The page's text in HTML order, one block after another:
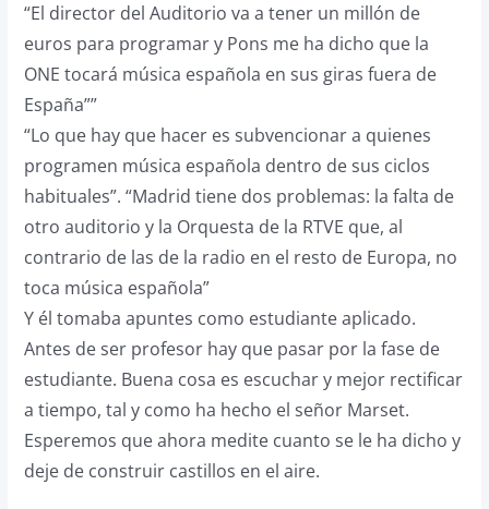
“El director del Auditorio va a tener un millón de
euros para programar y Pons me ha dicho que la
ONE tocará música española en sus giras fuera de
España””
“Lo que hay que hacer es subvencionar a quienes
programen música española dentro de sus ciclos
habituales”. “Madrid tiene dos problemas: la falta de
otro auditorio y la Orquesta de la RTVE que, al
contrario de las de la radio en el resto de Europa, no
toca música española”
Y él tomaba apuntes como estudiante aplicado.
Antes de ser profesor hay que pasar por la fase de
estudiante. Buena cosa es escuchar y mejor rectificar
a tiempo, tal y como ha hecho el señor Marset.
Esperemos que ahora medite cuanto se le ha dicho y
deje de construir castillos en el aire.